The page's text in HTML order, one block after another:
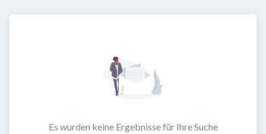
Es wurden keine Ergebnisse für Ihre Suche